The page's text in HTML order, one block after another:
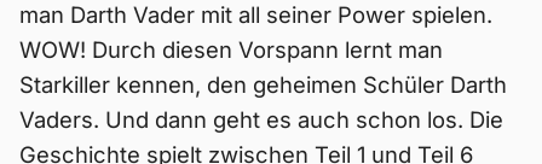
man Darth Vader mit all seiner Power spielen.
WOW! Durch diesen Vorspann lernt man
Starkiller kennen, den geheimen Schüler Darth
Vaders. Und dann geht es auch schon los. Die
Geschichte spielt zwischen Teil 1 und Teil 6